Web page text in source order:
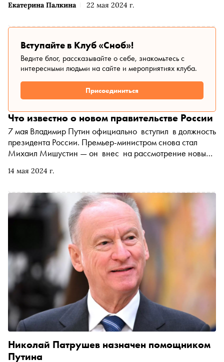
Екатерина Палкина 22 мая 2024 г.
Вступайте в Клуб «Сноб»!
Ведите блог, рассказывайте о себе, знакомьтесь с
интересными людьми на сайте и мероприятиях клуба.
Присоединиться
14 мая 2024 г.
Что известно о новом правительстве России
7 мая Владимир Путин официально вступил в должность
президента России. Премьер-министром снова стал
Михаил Мишустин — он внес на рассмотрение новый
Подробнее об изменениях в высшем руководстве
Николай Патрушев назначен помощником
Путина